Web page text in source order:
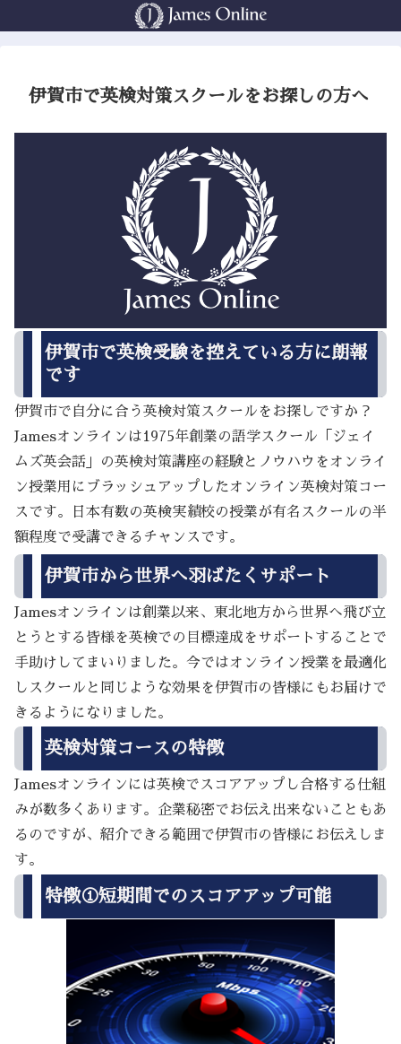
伊賀市で英検対策スクールをお探しの方へ
伊賀市で英検受験を控えている方に朗報
です
伊賀市で自分に合う英検対策スクールをお探しですか？
Jamesオンラインは1975年創業の語学スクール「ジェイ
ムズ英会話」の英検対策講座の経験とノウハウをオンライ
ン授業用にブラッシュアップしたオンライン英検対策コー
スです。日本有数の英検実績校の授業が有名スクールの半
額程度で受講できるチャンスです。
伊賀市から世界へ羽ばたくサポート
Jamesオンラインは創業以来、東北地方から世界へ飛び立
とうとする皆様を英検での目標達成をサポートすることで
手助けしてまいりました。今ではオンライン授業を最適化
しスクールと同じような効果を伊賀市の皆様にもお届けで
きるようになりました。
英検対策コースの特徴
Jamesオンラインには英検でスコアアップし合格する仕組
みが数多くあります。企業秘密でお伝え出来ないこともあ
るのですが、紹介できる範囲で伊賀市の皆様にお伝えしま
す。
特徴①短期間でのスコアアップ可能